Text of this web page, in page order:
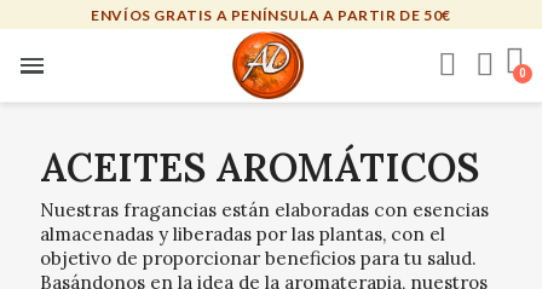
ENVÍOS GRATIS A PENÍNSULA A PARTIR DE 50€
ACEITES AROMÁTICOS
Nuestras fragancias están elaboradas con esencias
almacenadas y liberadas por las plantas, con el
objetivo de proporcionar beneficios para tu salud.
Basándonos en la idea de la aromaterapia, nuestros